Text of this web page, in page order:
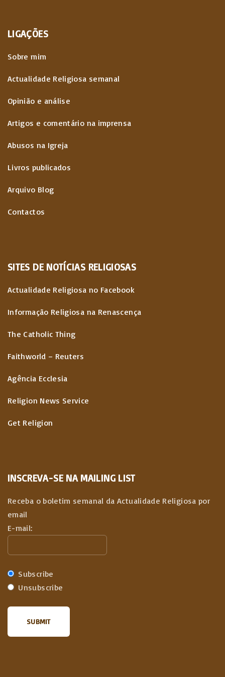
o
d
o
s
c
o
n
t
e
o
s
LIGAÇÕES
Sobre mim
Actualidade Religiosa semanal
Opinião e análise
Artigos e comentário na imprensa
Abusos na Igreja
Livros publicados
Arquivo Blog
Contactos
SITES DE NOTÍCIAS RELIGIOSAS
Actualidade Religiosa no Facebook
Informação Religiosa na Renascença
The Catholic Thing
Faithworld – Reuters
Agência Ecclesia
Religion News Service
Get Religion
INSCREVA-SE NA MAILING LIST
Receba o boletim semanal da Actualidade Religiosa por
email
E-mail:
Subscribe
Unsubscribe